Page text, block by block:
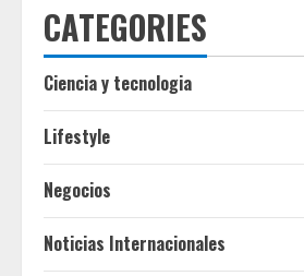
CATEGORIES
Ciencia y tecnologia
Lifestyle
Negocios
Noticias Internacionales